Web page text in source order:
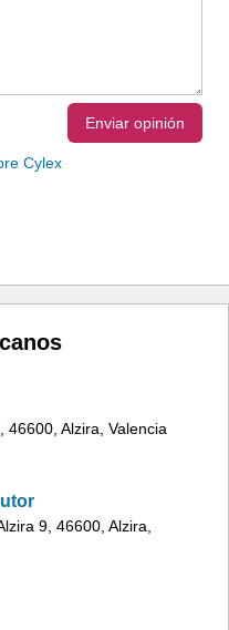
Enviar opinión
Cylex
46600, Alzira, Valencia
9, 46600, Alzira,